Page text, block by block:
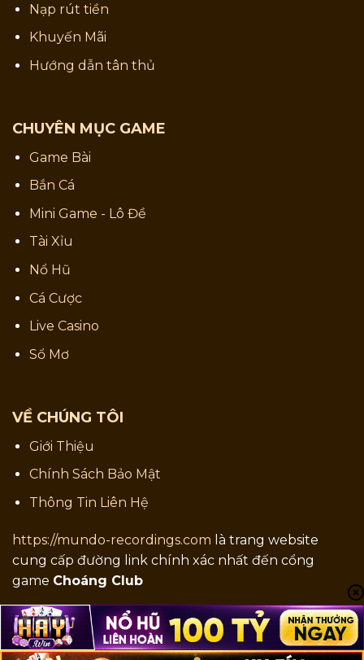
Nạp rút tiền
Khuyến Mãi
Hướng dẫn tân thủ
CHUYÊN MỤC GAME
Game Bài
Bắn Cá
Mini Game - Lô Đề
Tài Xỉu
Nổ Hũ
Cá Cược
Live Casino
Sổ Mơ
VỀ CHÚNG TÔI
Giới Thiệu
Chính Sách Bảo Mật
Thông Tin Liên Hệ
https://mundo-recordings.com là trang website
cung cấp đường link chính xác nhất đến cổng
game Choáng Club